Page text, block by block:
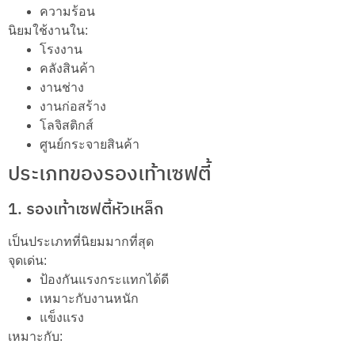
ความร้อน
นิยมใช้งานใน:
โรงงาน
คลังสินค้า
งานช่าง
งานก่อสร้าง
โลจิสติกส์
ศูนย์กระจายสินค้า
ประเภทของรองเท้าเซฟตี้
1. รองเท้าเซฟตี้หัวเหล็ก
เป็นประเภทที่นิยมมากที่สุด
จุดเด่น:
ป้องกันแรงกระแทกได้ดี
เหมาะกับงานหนัก
แข็งแรง
เหมาะกับ: